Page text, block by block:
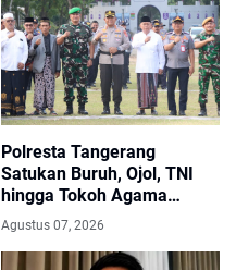
Polresta Tangerang
Satukan Buruh, Ojol, TNI
hingga Tokoh Agama
dalam Sabuk Kamtibmas
Agustus 07, 2026